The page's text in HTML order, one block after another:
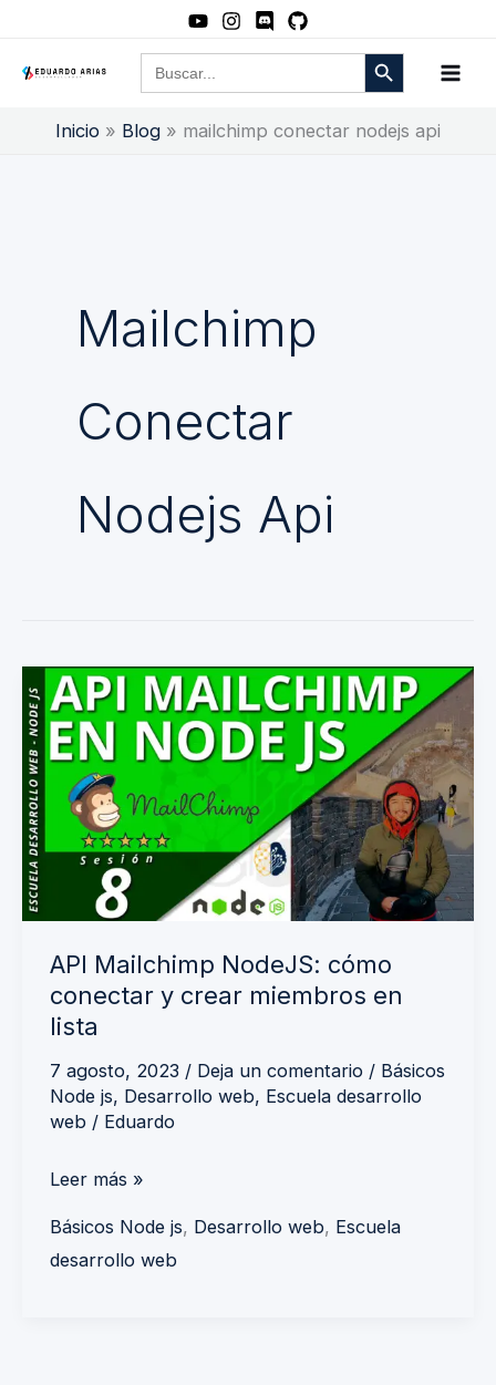
contenido
Buscar: Botón de búsqueda
Inicio Blog mailchimp conectar nodejs api
Mailchimp
Conectar
Nodejs Api
API Mailchimp NodeJS: cómo
conectar y crear miembros en
lista
7 agosto, 2023 / Deja un comentario / Básicos
Node js, Desarrollo web, Escuela desarrollo
web / Eduardo
API
Mailchimp
NodeJS:
cómo
conectar
y
miembros
Leer más »
Básicos Node js, Desarrollo web, Escuela
desarrollo web